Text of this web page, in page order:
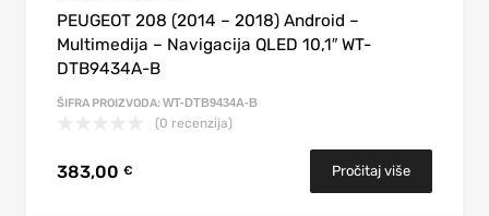
PEUGEOT 208 (2014 – 2018) Android –
Multimedija – Navigacija QLED 10,1″ WT-
DTB9434A-B
ŠIFRA PROIZVODA: WT-DTB9434A-B
(0 recenzija)
383,00 € Pročitaj više